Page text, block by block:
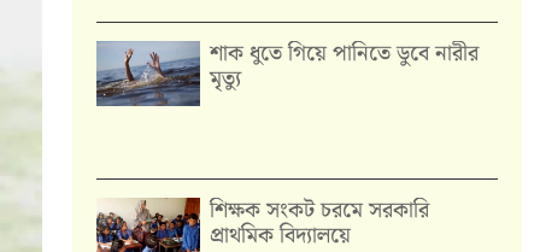
শাক ধুতে গিয়ে পানিতে ডুবে নারীর
মৃত্যু
শিক্ষক সংকট চরমে সরকারি
প্রাথমিক বিদ্যালয়ে